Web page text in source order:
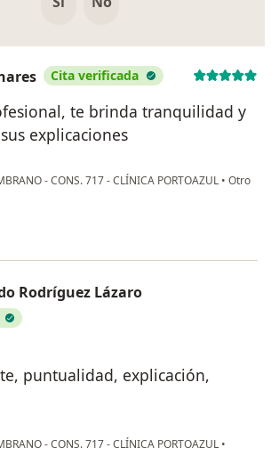
Cita verificada
te brinda tranquilidad y
explicaciones
- CONS. 717 - CLÍNICA PORTOAZUL • Otro
Odila Molinares
Rodríguez Lázaro
puntualidad, explicación,
- CONS. 717 - CLÍNICA PORTOAZUL •